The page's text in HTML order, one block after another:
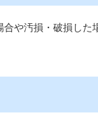
や汚損・破損した